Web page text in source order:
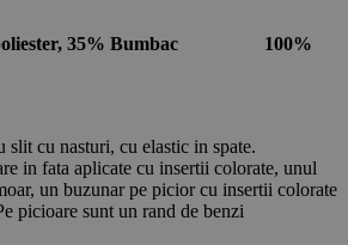
35% Bumbac 100%
slit cu nasturi, cu elastic in spate.
in fata aplicate cu insertii colorate, unul
un buzunar pe picior cu insertii colorate
picioare sunt un rand de benzi